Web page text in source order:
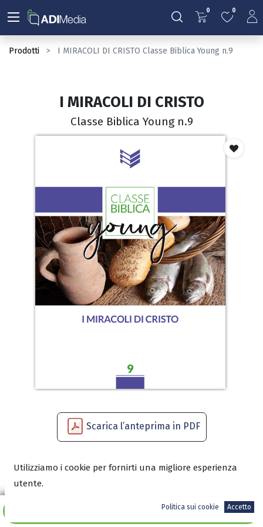
0 0
Prodotti I MIRACOLI DI CRISTO Classe Biblica Young n.9
Aggiungi al carrello
I MIRACOLI DI CRISTO
Classe Biblica Young n.9
Scarica l’anteprima in PDF
10,00€
Utilizziamo i cookie per fornirti una migliore esperienza
utente.
Politica sui cookie Accetto